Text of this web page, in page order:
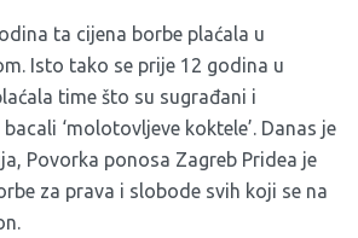
ta cijena borbe plaćala u
Isto tako se prije 12 godina u
time što su sugrađani i
‘molotovljeve koktele’. Danas je
Povorka ponosa Zagreb Pridea je
za prava i slobode svih koji se na